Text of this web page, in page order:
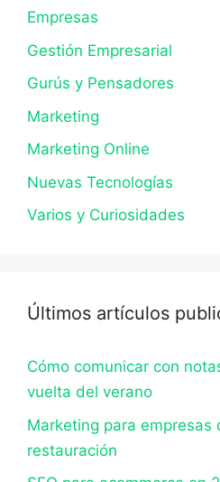
Empresas
Gestión Empresarial
Gurús y Pensadores
Marketing
Marketing Online
Nuevas Tecnologías
Varios y Curiosidades
Últimos artículos
Cómo comunicar con
vuelta del verano
Marketing para empresas
restauración